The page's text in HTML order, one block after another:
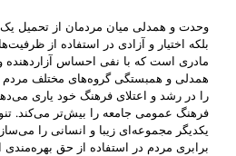
وحدت و همدلی میان مردمان از تحمیل یک
بلکه اختیار و آزادی در استفاده از
مادری است که با نفی احساس آزاردهنده و
همدلی و همبستگی گروه‌های مختلف مردم
را در رشد و اعتلای فرهنگ خود یاری
فرهنگ عمومی جامعه را بیش‌تر می‌کند.
یکدیگر مجموعه‌ای زیبا و انسانی را
برابری مردم در استفاده از حق